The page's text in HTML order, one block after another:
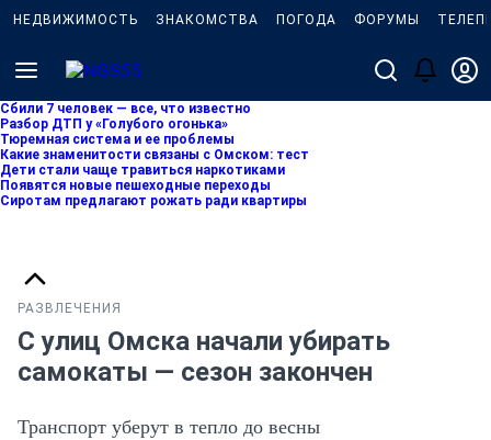
НЕДВИЖИМОСТЬ ЗНАКОМСТВА ПОГОДА ФОРУМЫ
Сбили 7 человек — все, что известно
Разбор ДТП у «Голубого огонька»
Тюремная система и ее проблемы
Какие знаменитости связаны с Омском: тест
Дети стали чаще травиться наркотиками
Появятся новые пешеходные переходы
Сиротам предлагают рожать ради квартиры
РАЗВЛЕЧЕНИЯ
С улиц Омска начали убирать
самокаты — сезон закончен
Транспорт уберут в тепло до весны